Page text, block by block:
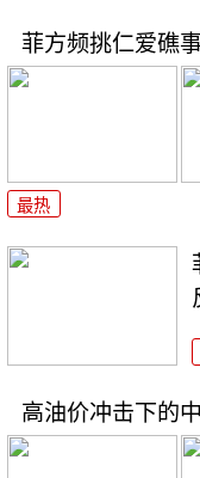
菲方频挑仁爱礁
最热
高油价冲击下的